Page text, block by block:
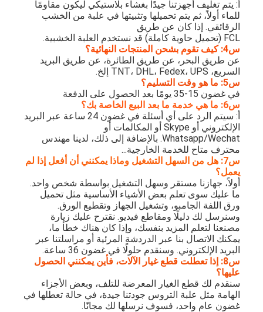
يموت قطع المواد الاستهلاكية
يموت قطع المعدات
آلة السيارات بندر
صناعيّ يرقّق آلة
كتاب يجعل آلة
آليّ تعليب آلة
آلة الطباعة التلقائية
وظيفة الصحافة المعدات
قبل معدات الصحافة
مستهلكات أخرى
آلة الوسم الليزر
آلة تشكيل كيس ورق
أ: يتم تغليف أجهزتنا جيدًا بغشاء بلاستيكي ليكون مقاومًا
للماء أولاً، ثم يتم تحميلها وتثبيتها في علبة من الخشب
الرقائقي. إذا كان عن طريق
FCL (تحميل حاوية كاملة) قد نستخدم العلبة الخشبية.
س4: كيف تقوم بشحن المنتجات النهائية؟
عن طريق البحر، عن طريق الطائرة، عن طريق البريد
السريع، TNT، DHL، Fedex، UPS إلخ.
س5: ما هو وقت التسليم؟
في غضون 15-35 يومًا بعد الحصول على الدفعة
س6: ما هي خدمة ما بعد البيع الخاصة بك؟
أ: سيتم الرد على أي أسئلة في غضون 24 ساعة عبر البريد
الإلكتروني أو Skype أو المكالمات أو
Whatsapp/Wechat. بالإضافة إلى ذلك، لدينا مهندس
محترف متاح للخدمة الخارجية...
س7: هل من السهل التشغيل وماذا يمكنني أن أفعل إذا لم
يعمل؟
أولاً، جهازنا مستقر وسهل التشغيل بواسطة شخص واحد.
ما عليك سوى تعلم بعض الأشياء الأساسية مثل تحميل
ورق اللفة الجامبو، وتشغيل الجهاز وتقطيع الورق.
وسنرسل لك دليلًا ومقاطع فيديو. نقترح عليك زيارة
مصنعنا لتعلم المزيد بنفسك، وإذا كان هناك خطأ ما،
يمكنك الاتصال بنا عبر الدردشة المرئية أو مراسلتنا عبر
البريد الإلكتروني. وسنقدم حلولًا في غضون 36 ساعة.
س8: إذا تعطلت قطع غيار الآلات، فأين يمكنني الحصول
عليها؟
سنقدم لك قطع الغيار المعرضة للتلف، وبعض الأجزاء
الهامة مثل علبة التروس جودتنا جيدة، في حالة تعطلها في
غضون عام واحد، فسوف نرسلها لك مجانًا.